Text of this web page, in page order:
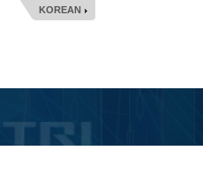
KOREAN